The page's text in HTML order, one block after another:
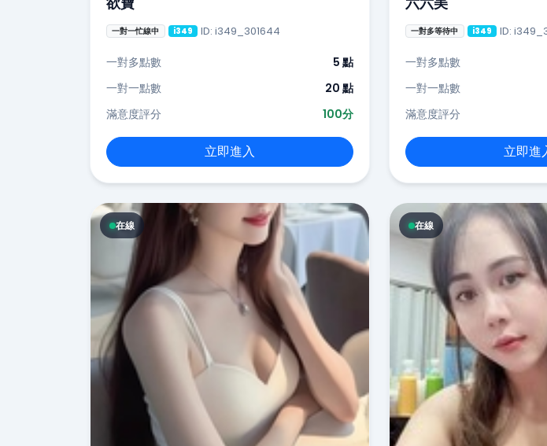
一對一忙線中 i349 ID: i349_301644
一對多點數
5 點
一對一點數
20 點
滿意度評分
100分
立即進入
一對多等待中 i349 ID:
一對多點數
一對一點數
滿意度評分
立即進
在線 在線